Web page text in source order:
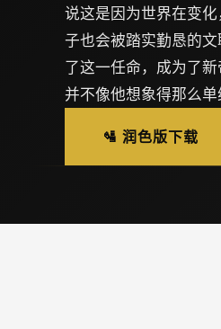
说这是因为世界在变
子也会被踏实勤恳的
了这一任命，成为了
并不像他想象得那么
🛂 润色版下载